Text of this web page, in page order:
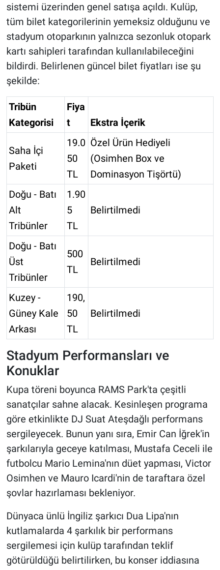
sistemi üzerinden genel satışa açıldı. Kulüp,
tüm bilet kategorilerinin yemeksiz olduğunu ve
stadyum otoparkının yalnızca sezonluk otopark
kartı sahipleri tarafından kullanılabileceğini
bildirdi. Belirlenen güncel bilet fiyatları ise şu
şekilde:
Tribün
Kategorisi
Fiya
t
Ekstra İçerik
Saha İçi
Paketi
19.0
50
TL
Özel Ürün Hediyeli
(Osimhen Box ve
Dominasyon Tişörtü)
Doğu - Batı
Alt
Tribünler
1.90
5
TL
Belirtilmedi
Doğu - Batı
Üst
Tribünler
500
TL
Belirtilmedi
Kuzey -
Güney Kale
Arkası
190,
50
TL
Belirtilmedi
Stadyum Performansları ve
Konuklar
Kupa töreni boyunca RAMS Park'ta çeşitli
sanatçılar sahne alacak. Kesinleşen programa
göre etkinlikte DJ Suat Ateşdağlı performans
sergileyecek. Bunun yanı sıra, Emir Can İğrek'in
şarkılarıyla geceye katılması, Mustafa Ceceli ile
futbolcu Mario Lemina'nın düet yapması, Victor
Osimhen ve Mauro Icardi'nin de taraftara özel
şovlar hazırlaması bekleniyor.
Dünyaca ünlü İngiliz şarkıcı Dua Lipa'nın
kutlamalarda 4 şarkılık bir performans
sergilemesi için kulüp tarafından teklif
götürüldüğü belirtilirken, bu konser iddiasına